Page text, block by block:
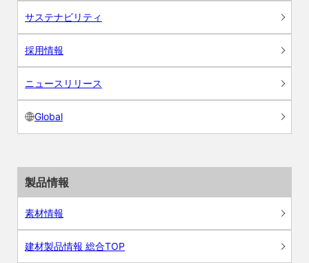
サステナビリティ
採用情報
ニュースリリース
Global
製品情報
素材情報
建材製品情報 総合TOP